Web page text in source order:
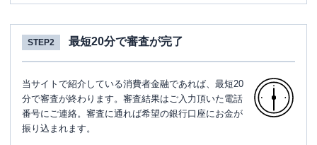
STEP2 最短20分で審査が完了
当サイトで紹介している消費者金融であれば、最短20
分で審査が終わります。審査結果はご入力頂いた電話
番号にご連絡。審査に通れば希望の銀行口座にお金が
振り込まれます。